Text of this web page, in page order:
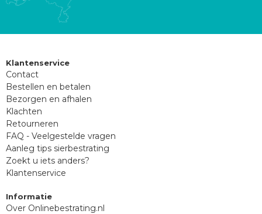
Klantenservice
Contact
Bestellen en betalen
Bezorgen en afhalen
Klachten
Retourneren
FAQ - Veelgestelde vragen
Aanleg tips sierbestrating
Zoekt u iets anders?
Klantenservice
Informatie
Over Onlinebestrating.nl